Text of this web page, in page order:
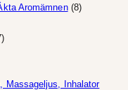
Aromämnen 88
7
Massageljus, Inhalator